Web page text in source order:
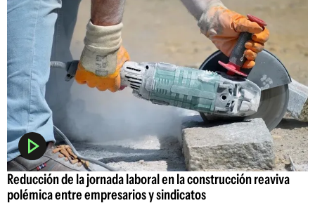
Reducción de la jornada laboral en la construcción reaviva
polémica entre empresarios y sindicatos